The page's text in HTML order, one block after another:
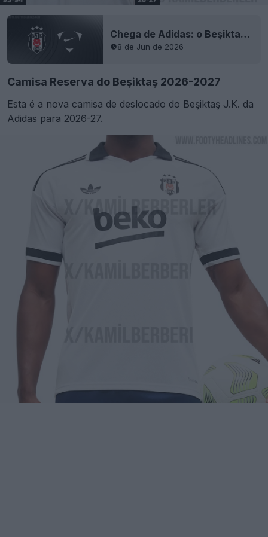
Chega de Adidas: o Beşiktaş anuncia acordo de camisa com a Nike
8 de Jun de 2026
Camisa Reserva do Beşiktaş 2026-2027
Esta é a nova camisa de deslocado do Beşiktaş J.K. da
Adidas para 2026-27.